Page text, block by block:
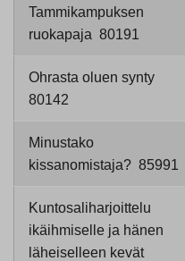
Tammikampuksen
ruokapaja 80191
Ohrasta oluen synty
80142
Minustako
kissanomistaja? 85991
Kuntosaliharjoittelu
ikäihmiselle ja hänen
läheiselleen kevät